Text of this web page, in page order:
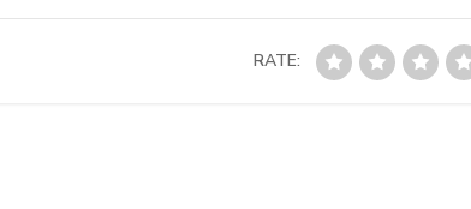
RATE: